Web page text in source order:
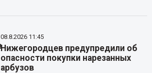
08.8.2026 11:45
Нижегородцев предупредили об
опасности покупки нарезанных
арбузов